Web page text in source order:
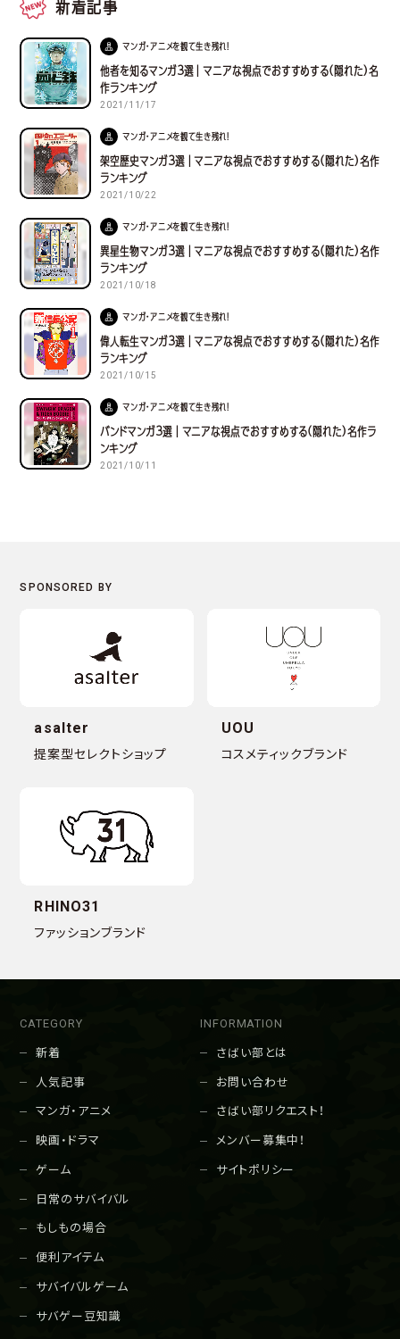
新着記事
マンガ・アニメを観て生き残れ！
他者を知るマンガ３選｜マニアな視点でおすすめする(隠れた)名
作ランキング
2021/11/17
マンガ・アニメを観て生き残れ！
架空歴史マンガ３選｜マニアな視点でおすすめする(隠れた)名作
ランキング
2021/10/22
マンガ・アニメを観て生き残れ！
異星生物マンガ３選｜マニアな視点でおすすめする(隠れた)名作
ランキング
2021/10/18
マンガ・アニメを観て生き残れ！
偉人転生マンガ３選｜マニアな視点でおすすめする(隠れた)名作
ランキング
2021/10/15
マンガ・アニメを観て生き残れ！
バンドマンガ３選｜マニアな視点でおすすめする(隠れた)名作ラ
ンキング
2021/10/11
asalter
提案型セレクトショップ
UOU
コスメティックブランド
RHINO31
ファッションブランド
CATEGORY
新着
人気記事
マンガ・アニメ
映画・ドラマ
ゲーム
日常のサバイバル
もしもの場合
便利アイテム
サバイバルゲーム
サバゲー豆知識
INFORMATION
さばい部とは
お問い合わせ
さばい部リクエスト！
メンバー募集中！
サイトポリシー